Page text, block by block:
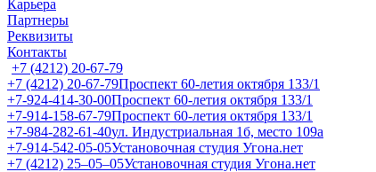
Карьера
Партнеры
Реквизиты
Контакты
+7 (4212) 20-67-79
+7 (4212) 20-67-79Проспект 60-летия октября 133/1
+7-924-414-30-00Проспект 60-летия октября 133/1
+7-914-158-67-79Проспект 60-летия октября 133/1
+7-984-282-61-40ул. Индустриальная 1б, место 109а
+7-914-542-05-05Установочная студия Угона.нет
+7 (4212) 25‒05‒05Установочная студия Угона.нет